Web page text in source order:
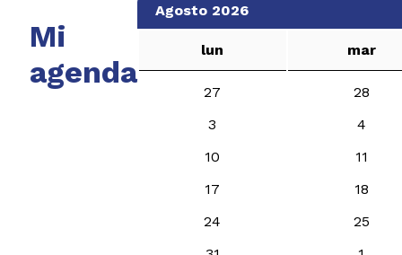
Mi
agenda
Agosto 2026
lun mar
27
28
3
4
10
11
17
18
24
25